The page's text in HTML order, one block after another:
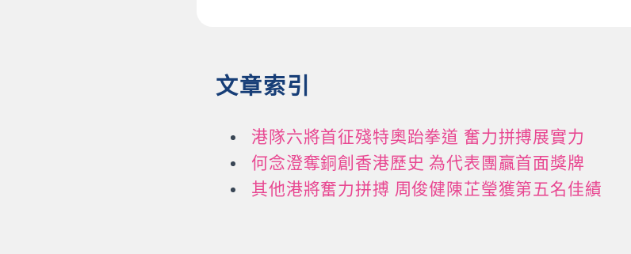
文章索引
港隊六將首征殘特奧跆拳道 奮力拼搏展實力
何念澄奪銅創香港歷史 為代表團贏首面獎牌
其他港將奮力拼搏 周俊健陳芷瑩獲第五名佳績